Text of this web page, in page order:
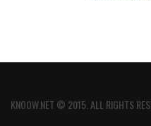
KNOOW.NET © 2015. ALL RIGHTS